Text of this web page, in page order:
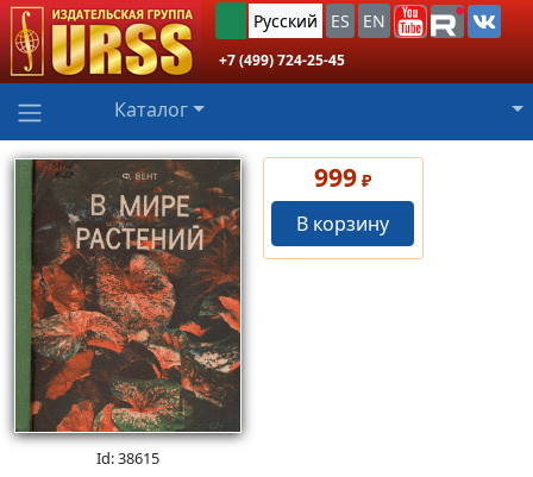
Русский ES EN
+7 (499) 724-25-45
Каталог
Id: 38615
999 ₽
В корзину